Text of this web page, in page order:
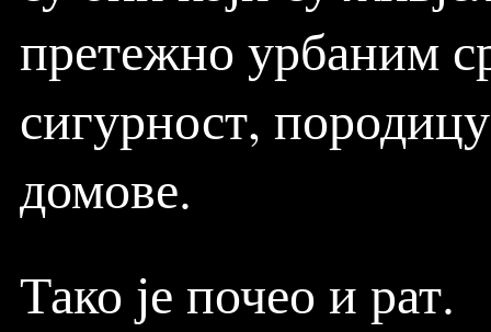
претежно урбаним
сигурност,
домове.
Тако је почео и рат.